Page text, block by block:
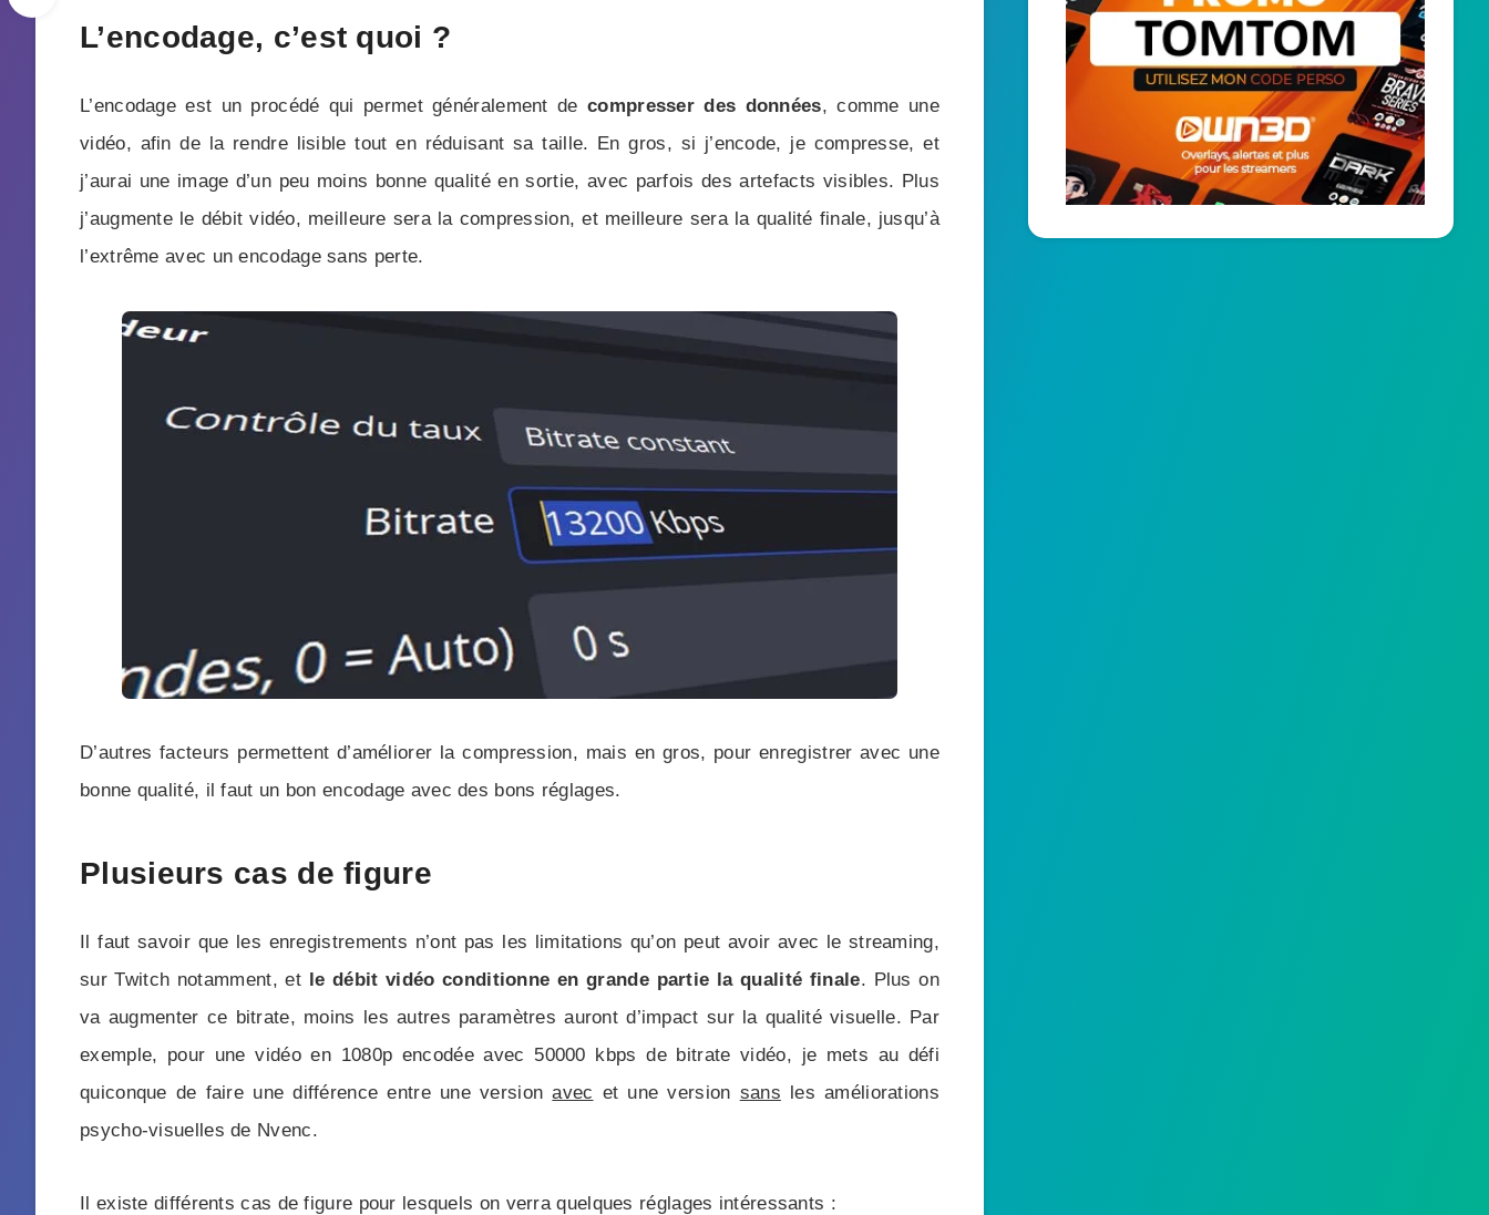
L’encodage, c’est quoi ?
L’encodage est un procédé qui permet généralement decompresser des données, comme une
vidéo, afin de la rendre lisible tout en réduisant sa taille. En gros, si j’encode, je compresse, et
j’aurai une image d’un peu moins bonne qualité en sortie, avec parfois des artefacts visibles. Plus
j’augmente le débit vidéo, meilleure sera la compression, et meilleure sera la qualité finale, jusqu’à
l’extrême avec un encodage sans perte.
D’autres facteurs permettent d’améliorer la compression, mais en gros, pour enregistrer avec une
bonne qualité, il faut un bon encodage avec des bons réglages.
Plusieurs cas de figure
Il faut savoir que les enregistrements n’ont pas les limitations qu’on peut avoir avec le streaming,
sur Twitch notamment, et le débit vidéo conditionne en grande partie la qualité finale. Plus on
va augmenter ce bitrate, moins les autres paramètres auront d’impact sur la qualité visuelle. Par
exemple, pour une vidéo en 1080p encodée avec 50000 kbps de bitrate vidéo, je mets au défi
quiconque de faire une différence entre une versionavec et une version sans les améliorations
psycho-visuelles de Nvenc.
Il existe différents cas de figure pour lesquels on verra quelques réglages intéressants :